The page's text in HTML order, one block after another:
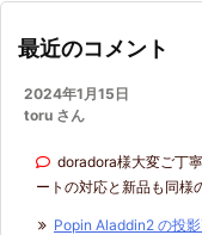
最近のコメント
2024年1月15日
toru さん
doradora様大変ご丁
ートの対応と新品も同様
Popin Aladdin2 の投